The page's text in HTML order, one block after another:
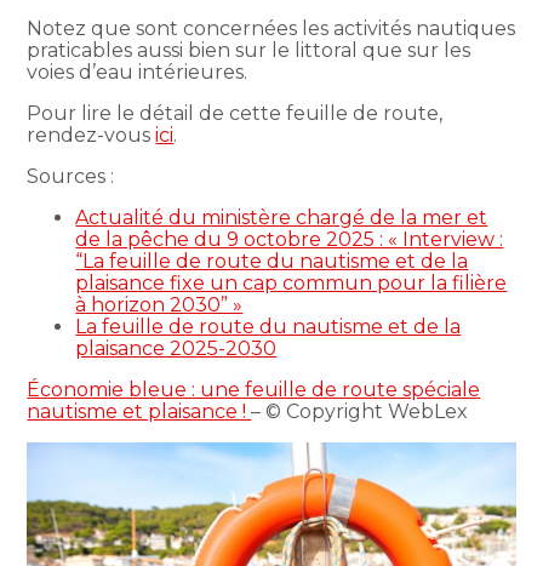
Notez que sont concernées les activités nautiques
praticables aussi bien sur le littoral que sur les
voies d’eau intérieures.
Pour lire le détail de cette feuille de route,
rendez-vousici.
Sources :
Actualité du ministère chargé de la mer et
de la pêche du 9 octobre 2025 : « Interview :
“La feuille de route du nautisme et de la
plaisance fixe un cap commun pour la filière
à horizon 2030” »
La feuille de route du nautisme et de la
plaisance 2025-2030
Économie bleue : une feuille de route spéciale
nautisme et plaisance !– © Copyright WebLex